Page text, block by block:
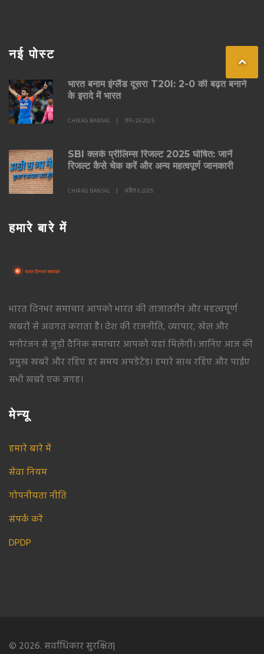
नई पोस्ट
भारत बनाम इंग्लैंड दूसरा T20I: 2-0 की बढ़त बनाने
के इरादे में भारत
CHIRAG BANSAL जन॰ 26 2025
SBI क्लर्क प्रीलिम्स रिजल्ट 2025 घोषित: जानें
रिजल्ट कैसे चेक करें और अन्य महत्वपूर्ण जानकारी
CHIRAG BANSAL अप्रैल 6 2025
हमारे बारे में
भारत दिनभर समाचार आपको भारत की ताजातरीन और महत्वपूर्ण
खबरों से अवगत कराता है। देश की राजनीति, व्यापार, खेल और
मनोरंजन से जुड़ी दैनिक समाचार आपको यहां मिलेंगी। जानिए आज की
प्रमुख खबरें और रहिए हर समय अपडेटेड। हमारे साथ रहिए और पाईए
सभी खबरें एक जगह।
मेन्यू
हमारे बारे में
सेवा नियम
गोपनीयता नीति
संपर्क करें
DPDP
© 2026. सर्वाधिकार सुरक्षित|